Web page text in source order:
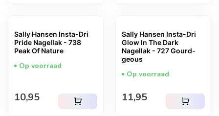
Sally Hansen Insta-Dri
Pride Nagellak - 738
Peak Of Nature
Op voorraad
Normale prijs
10,95 shopping_cart
Sally Hansen Insta-Dri
Glow In The Dark
Nagellak - 727 Gourd-
geous
Op voorraad
Normale prijs
11,95 shopping_cart